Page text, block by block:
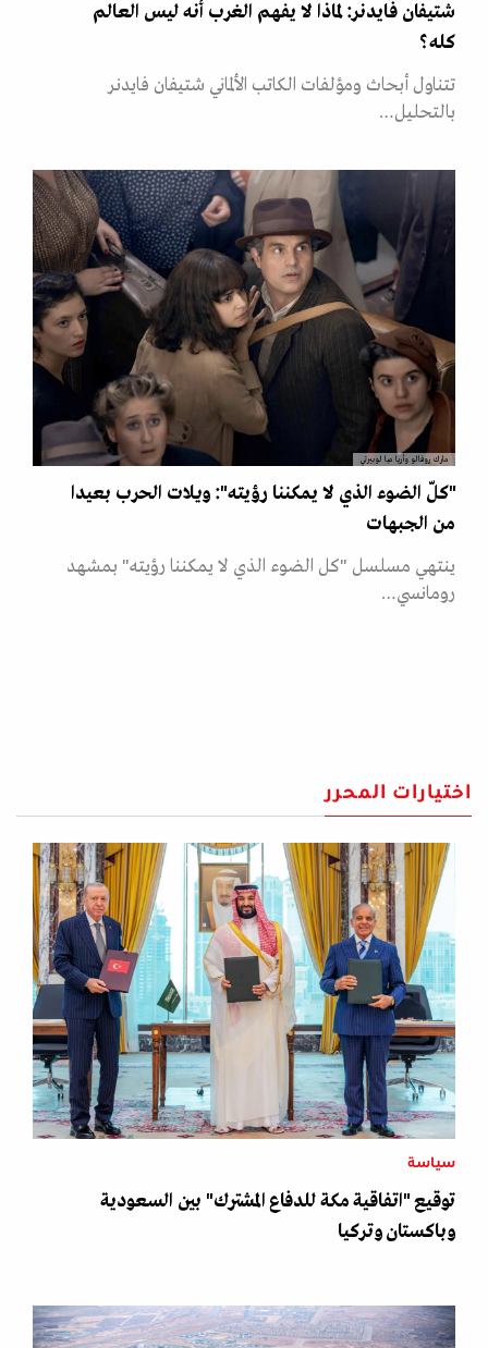
شتيفان فايدنر: لماذا لا يفهم الغرب أنه ليس العالم
كله؟
تتناول أبحاث ومؤلفات الكاتب الألماني شتيفان فايدنر
بالتحليل…
مارك روفالو وأريا ميا لوبيرتي
"كلّ الضوء الذي لا يمكننا رؤيته": ويلات الحرب بعيدا
من الجبهات
ينتهي مسلسل "كل الضوء الذي لا يمكننا رؤيته" بمشهد
رومانسي…
اختيارات المحرر
سياسة
توقيع "اتفاقية مكة للدفاع المشترك" بين السعودية
وباكستان وتركيا